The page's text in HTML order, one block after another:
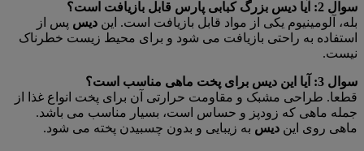
سوال 2: آیا دیس بزرگ کبابی پارس قابل بازیافت است؟
بله، آلومینیوم یکی از مواد قابل بازیافت است. این دیس پس از
استفاده به راحتی بازیافت می شود و برای محیط زیست خطرناک
نیست.
سوال 3: آیا این دیس برای پخت ماهی مناسب است؟
قطعا. طراحی مشبک و مقاومت حرارتی آن برای پخت انواع غذا از
جمله ماهی که زودپز و حساس است، بسیار مناسب می باشد.
ماهی روی این دیس به زیبایی و بدون چسبیدن پخته می شود.